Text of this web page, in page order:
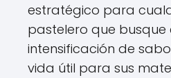
estratégico para
pastelero que busque
intensificación de
vida útil para sus